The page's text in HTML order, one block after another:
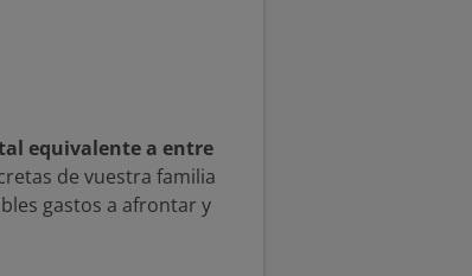
equivalente a entre
de vuestra familia
gastos a afrontar y